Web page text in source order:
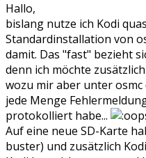
Hallo,
bislang nutze ich Kodi
Standardinstallation von
damit. Das "fast" bezieht
denn ich möchte
wozu mir aber unter
jede Menge
protokolliert habe...
Auf eine neue SD-Karte
buster) und zusätzlich